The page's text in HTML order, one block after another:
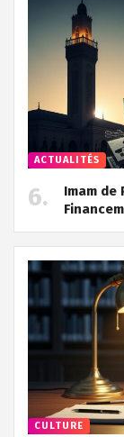
ACTUALITÉS
Imam de
CULTURE